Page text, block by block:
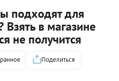
подходят для
в магазине
не получится
Поделиться